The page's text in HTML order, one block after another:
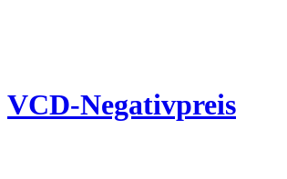
VCD-Negativpreis